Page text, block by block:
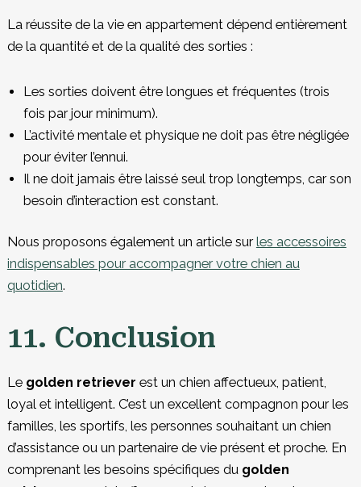
La réussite de la vie en appartement dépend entièrement
de la quantité et de la qualité des sorties :
Les sorties doivent être longues et fréquentes (trois
fois par jour minimum).
L’activité mentale et physique ne doit pas être négligée
pour éviter l’ennui.
Il ne doit jamais être laissé seul trop longtemps, car son
besoin d’interaction est constant.
Nous proposons également un article surles accessoires
indispensables pour accompagner votre chien au
quotidien.
11. Conclusion
Le golden retriever est un chien affectueux, patient,
loyal et intelligent. C’est un excellent compagnon pour les
familles, les sportifs, les personnes souhaitant un chien
d’assistance ou un partenaire de vie présent et proche. En
comprenant les besoins spécifiques du golden